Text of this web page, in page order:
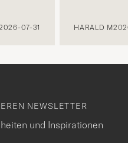
07-31 HARALD M
NEWSLETTER
und Inspirationen